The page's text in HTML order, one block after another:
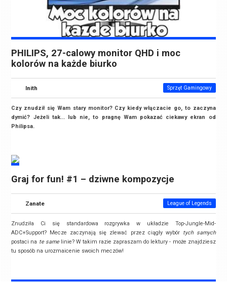
PHILIPS, 27-calowy monitor QHD i moc
kolorów na każde biurko
Inith Sprzęt Gamingowy
Czy znudził się Wam stary monitor? Czy kiedy włączacie go, to zaczyna
dymić? Jeżeli tak... lub nie, to pragnę Wam pokazać ciekawy ekran od
Philipsa.
Graj for fun! #1 – dziwne kompozycje
Zanate League of Legends
Znudziła Ci się standardowa rozgrywka w układzie Top-Jungle-Mid-
ADC+Support? Mecze zaczynają się zlewać przez ciągły wybór tych samych
postaci na te samelinie? W takim razie zapraszam do lektury - może znajdziesz
tu sposób na urozmaicenie swoich meczów!